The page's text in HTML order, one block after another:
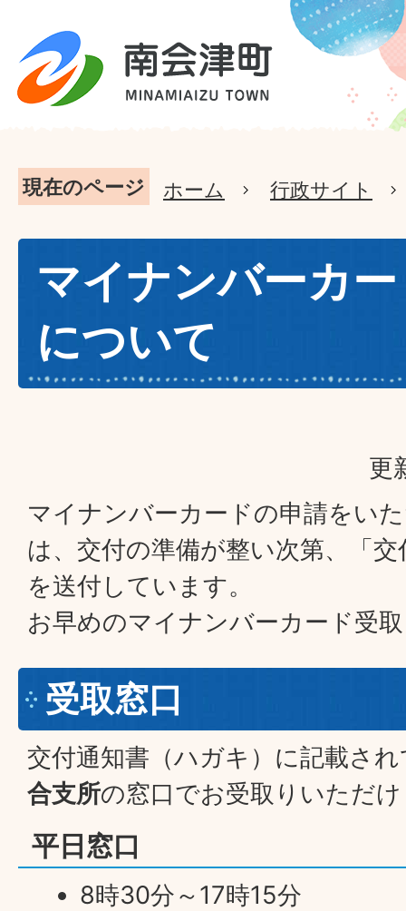
現在のページ ホーム 行政サイト
マイナンバーカ
について
更
マイナンバーカードの申請をい
は、交付の準備が整い次第、「
を送付しています。
お早めのマイナンバーカード受
受取窓口
交付通知書（ハガキ）に記載さ
合支所の窓口でお受取りいただ
平日窓口
8時30分～17時15分